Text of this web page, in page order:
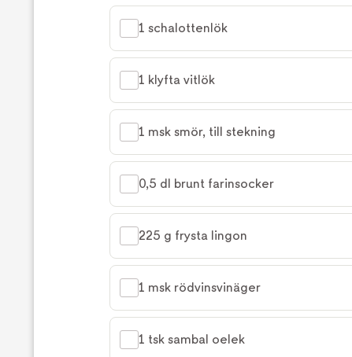
1 schalottenlök
1 klyfta vitlök
1 msk smör, till stekning
0,5 dl brunt farinsocker
225 g frysta lingon
1 msk rödvinsvinäger
1 tsk sambal oelek